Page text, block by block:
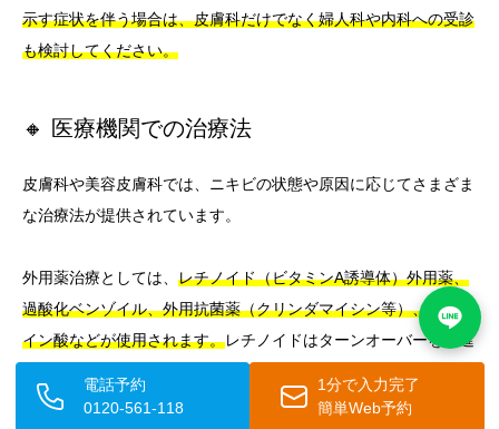
示す症状を伴う場合は、皮膚科だけでなく婦人科や内科への受診
も検討してください。
🔸 医療機関での治療法
皮膚科や美容皮膚科では、ニキビの状態や原因に応じてさまざま
な治療法が提供されています。
外用薬治療としては、 レチノイド（ビタミンA誘導体）外用薬、
過酸化ベンゾイル、外用抗菌薬（クリンダマイシン等）、アゼラ
イン酸などが使用されます。レチノイドはターンオーバーを促進
強力な抗菌作用を示します。
電話予約
0120-561-118
1分で入力完了
簡単Web予約